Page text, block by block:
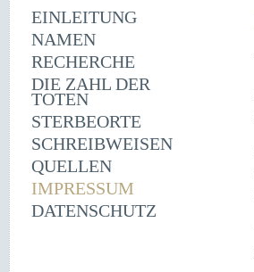
EINLEITUNG
NAMEN
RECHERCHE
DIE ZAHL DER
TOTEN
STERBEORTE
SCHREIBWEISEN
QUELLEN
IMPRESSUM
DATENSCHUTZ